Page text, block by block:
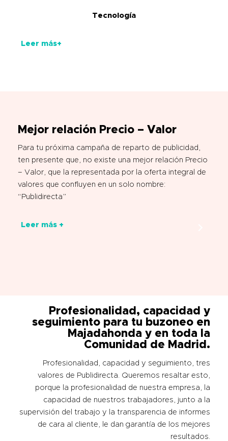
Tecnología
Leer más+
Mejor relación Precio – Valor
Para tu próxima campaña de reparto de publicidad,
ten presente que, no existe una mejor relación Precio
– Valor, que la representada por la oferta integral de
valores que confluyen en un solo nombre:
“Publidirecta”
Leer más +
Profesionalidad, capacidad y
seguimiento para tu buzoneo en
Majadahonda y en toda la
Comunidad de Madrid.
Profesionalidad, capacidad y seguimiento, tres
valores de Publidirecta. Queremos resaltar esto,
porque la profesionalidad de nuestra empresa, la
capacidad de nuestros trabajadores, junto a la
supervisión del trabajo y la transparencia de informes
de cara al cliente, le dan garantía de los mejores
resultados.